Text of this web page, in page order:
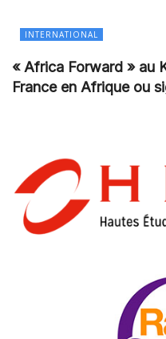
INTERNATIONAL
« Africa Forward » au
France en Afrique ou